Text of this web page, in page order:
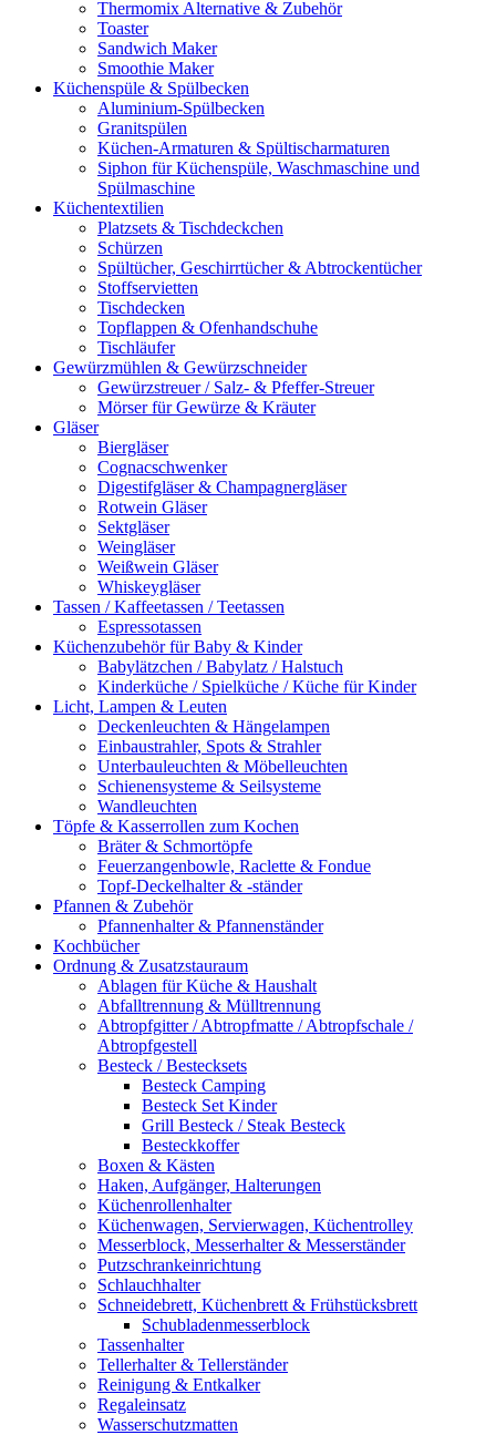
Thermomix Alternative & Zubehör
Toaster
Sandwich Maker
Smoothie Maker
Küchenspüle & Spülbecken
Aluminium-Spülbecken
Granitspülen
Küchen-Armaturen & Spültischarmaturen
Siphon für Küchenspüle, Waschmaschine und
Spülmaschine
Küchentextilien
Platzsets & Tischdeckchen
Schürzen
Spültücher, Geschirrtücher & Abtrockentücher
Stoffservietten
Tischdecken
Topflappen & Ofenhandschuhe
Tischläufer
Gewürzmühlen & Gewürzschneider
Gewürzstreuer / Salz- & Pfeffer-Streuer
Mörser für Gewürze & Kräuter
Gläser
Biergläser
Cognacschwenker
Digestifgläser & Champagnergläser
Rotwein Gläser
Sektgläser
Weingläser
Weißwein Gläser
Whiskeygläser
Tassen / Kaffeetassen / Teetassen
Espressotassen
Küchenzubehör für Baby & Kinder
Babylätzchen / Babylatz / Halstuch
Kinderküche / Spielküche / Küche für Kinder
Licht, Lampen & Leuten
Deckenleuchten & Hängelampen
Einbaustrahler, Spots & Strahler
Unterbauleuchten & Möbelleuchten
Schienensysteme & Seilsysteme
Wandleuchten
Töpfe & Kasserrollen zum Kochen
Bräter & Schmortöpfe
Feuerzangenbowle, Raclette & Fondue
Topf-Deckelhalter & -ständer
Pfannen & Zubehör
Pfannenhalter & Pfannenständer
Kochbücher
Ordnung & Zusatzstauraum
Ablagen für Küche & Haushalt
Abfalltrennung & Mülltrennung
Abtropfgitter / Abtropfmatte / Abtropfschale /
Abtropfgestell
Besteck / Bestecksets
Besteck Camping
Besteck Set Kinder
Grill Besteck / Steak Besteck
Besteckkoffer
Boxen & Kästen
Haken, Aufgänger, Halterungen
Küchenrollenhalter
Küchenwagen, Servierwagen, Küchentrolley
Messerblock, Messerhalter & Messerständer
Putzschrankeinrichtung
Schlauchhalter
Schneidebrett, Küchenbrett & Frühstücksbrett
Schubladenmesserblock
Tassenhalter
Tellerhalter & Tellerständer
Reinigung & Entkalker
Regaleinsatz
Wasserschutzmatten